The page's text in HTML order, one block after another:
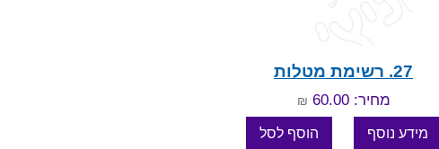
27. רשימת מטלות
מחיר: 60.00 ₪